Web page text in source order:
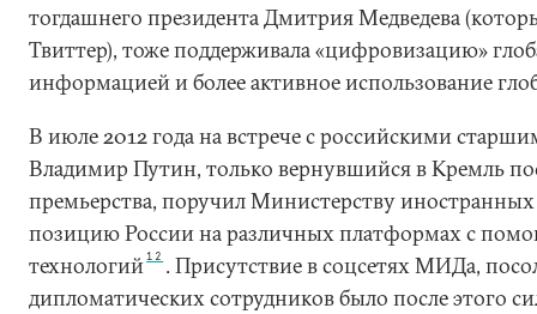
тогдашнего президента Дмитрия Медведева
Твиттер), тоже поддерживала «цифровизацию»
информацией и более активное использование
В июле 2012 года на встрече с российскими
Владимир Путин, только вернувшийся в Кремль
премьерства, поручил Министерству иностранных
позицию России на различных платформах с
технологий12 . Присутствие в соцсетях МИДа,
дипломатических сотрудников было после этого